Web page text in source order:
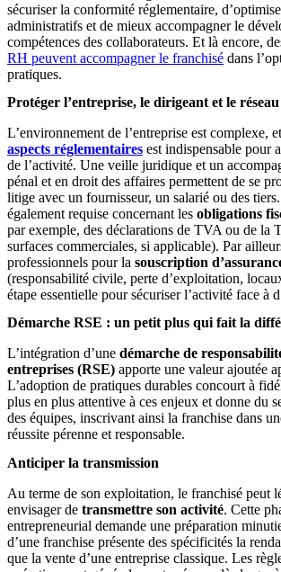
sécuriser la conformité réglementaire,
administratifs et de mieux accompagner le
compétences des collaborateurs. Et là encore,
RH peuvent accompagner le franchisé dans
pratiques.
Protéger l’entreprise, le dirigeant et le réseau
L’environnement de l’entreprise est complexe,
aspects réglementaires est indispensable pour
de l’activité. Une veille juridique et un
pénal et en droit des affaires permettent de se
litige avec un fournisseur, un salarié ou des
également requise concernant les obligations
par exemple, des déclarations de TVA ou de la
surfaces commerciales, si applicable). Par
professionnels pour la souscription
(responsabilité civile, perte d’exploitation,
étape essentielle pour sécuriser l’activité face à
Démarche RSE : un petit plus qui fait la
L’intégration d’une démarche de
entreprises (RSE) apporte une valeur ajoutée
L’adoption de pratiques durables concourt à
plus en plus attentive à ces enjeux et donne du
des équipes, inscrivant ainsi la franchise dans
réussite pérenne et responsable.
Anticiper la transmission
Au terme de son exploitation, le franchisé peut
envisager de transmettre son activité. Cette
entrepreneurial demande une préparation
d’une franchise présente des spécificités la
que la vente d’une entreprise classique. Les